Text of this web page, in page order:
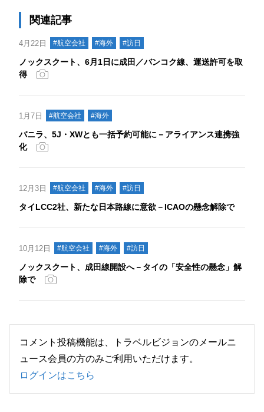
関連記事
4月22日 #航空会社 #海外 #訪日
ノックスクート、6月1日に成田／バンコク線、運送許可を取
得
1月7日 #航空会社 #海外
バニラ、5J・XWとも一括予約可能に－アライアンス連携強
化
12月3日 #航空会社 #海外 #訪日
タイLCC2社、新たな日本路線に意欲－ICAOの懸念解除で
10月12日 #航空会社 #海外 #訪日
ノックスクート、成田線開設へ－タイの「安全性の懸念」解
除で
コメント投稿機能は、トラベルビジョンのメールニ
ュース会員の方のみご利用いただけます。
ログインはこちら